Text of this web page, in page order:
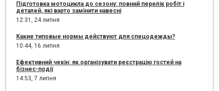
Підготовка мотоцикла до сезону: повний перелік робіт і
деталей, які варто замінити навесні
12:31, 24 липня
Какие типовые нормы действуют для спецодежды?
10:44, 16 липня
Ефективний чекін: як організувати реєстрацію гостей на
бізнес-події
14:53, 7 липня